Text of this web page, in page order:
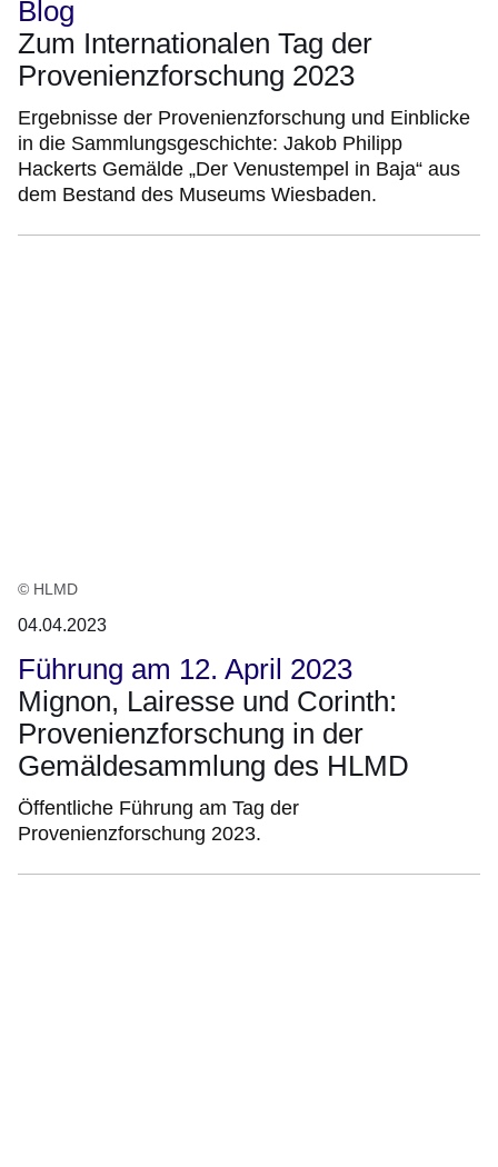
Blog
Zum Internationalen Tag der
Provenienzforschung 2023
Ergebnisse der Provenienzforschung und Einblicke
in die Sammlungsgeschichte: Jakob Philipp
Hackerts Gemälde „Der Venustempel in Baja“ aus
dem Bestand des Museums Wiesbaden.
© HLMD
04.04.2023
Führung am 12. April 2023
Mignon, Lairesse und Corinth:
Provenienzforschung in der
Gemäldesammlung des HLMD
Öffentliche Führung am Tag der
Provenienzforschung 2023.